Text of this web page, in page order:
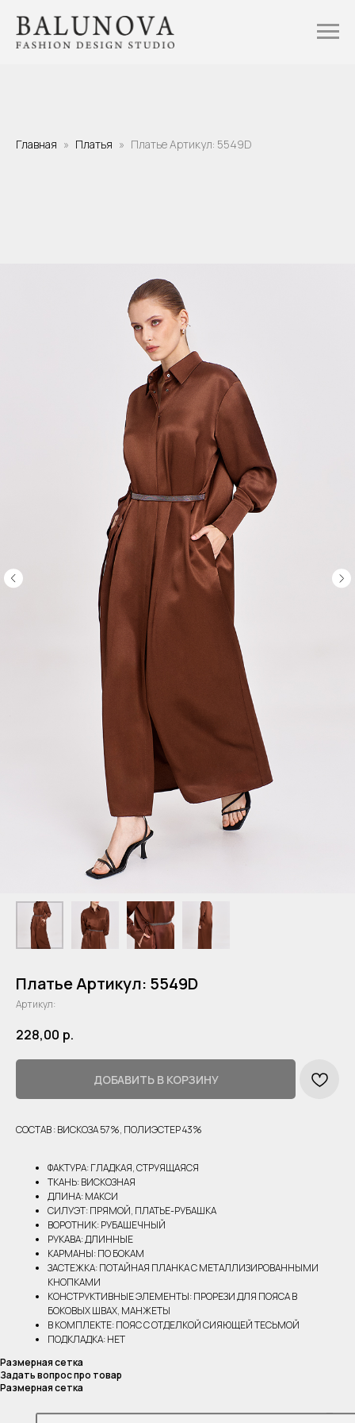
Главная Платья Платье Артикул: 5549D
Платье Артикул: 5549D
Артикул:
228,00 р.
ДОБАВИТЬ В КОРЗИНУ
СОСТАВ : ВИСКОЗА 57%, ПОЛИЭСТЕР 43%
ФАКТУРА: ГЛАДКАЯ, СТРУЯЩАЯСЯ
ТКАНЬ: ВИСКОЗНАЯ
ДЛИНА: МАКСИ
СИЛУЭТ: ПРЯМОЙ, ПЛАТЬЕ-РУБАШКА
ВОРОТНИК: РУБАШЕЧНЫЙ
РУКАВА: ДЛИННЫЕ
КАРМАНЫ: ПО БОКАМ
ЗАСТЕЖКА: ПОТАЙНАЯ ПЛАНКА С МЕТАЛЛИЗИРОВАННЫМИ
КНОПКАМИ
КОНСТРУКТИВНЫЕ ЭЛЕМЕНТЫ: ПРОРЕЗИ ДЛЯ ПОЯСА В
БОКОВЫХ ШВАХ, МАНЖЕТЫ
В КОМПЛЕКТЕ: ПОЯС С ОТДЕЛКОЙ СИЯЮЩЕЙ ТЕСЬМОЙ
ПОДКЛАДКА: НЕТ
Размерная сетка
Задать вопрос про товар
Размерная сетка